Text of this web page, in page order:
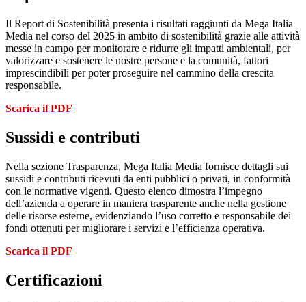
Il Report di Sostenibilità presenta i risultati raggiunti da Mega Italia
Media nel corso del 2025 in ambito di sostenibilità grazie alle attività
messe in campo per monitorare e ridurre gli impatti ambientali, per
valorizzare e sostenere le nostre persone e la comunità, fattori
imprescindibili per poter proseguire nel cammino della crescita
responsabile.
Scarica il PDF
Sussidi e contributi
Nella sezione Trasparenza, Mega Italia Media fornisce dettagli sui
sussidi e contributi ricevuti da enti pubblici o privati, in conformità
con le normative vigenti. Questo elenco dimostra l’impegno
dell’azienda a operare in maniera trasparente anche nella gestione
delle risorse esterne, evidenziando l’uso corretto e responsabile dei
fondi ottenuti per migliorare i servizi e l’efficienza operativa.
Scarica il PDF
Certificazioni